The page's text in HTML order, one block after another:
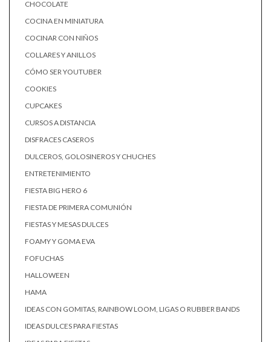
CHOCOLATE
COCINA EN MINIATURA
COCINAR CON NIÑOS
COLLARES Y ANILLOS
CÓMO SER YOUTUBER
COOKIES
CUPCAKES
CURSOS A DISTANCIA
DISFRACES CASEROS
DULCEROS, GOLOSINEROS Y CHUCHES
ENTRETENIMIENTO
FIESTA BIG HERO 6
FIESTA DE PRIMERA COMUNIÓN
FIESTAS Y MESAS DULCES
FOAMY Y GOMA EVA
FOFUCHAS
HALLOWEEN
HAMA
IDEAS CON GOMITAS, RAINBOW LOOM, LIGAS O RUBBER BANDS
IDEAS DULCES PARA FIESTAS